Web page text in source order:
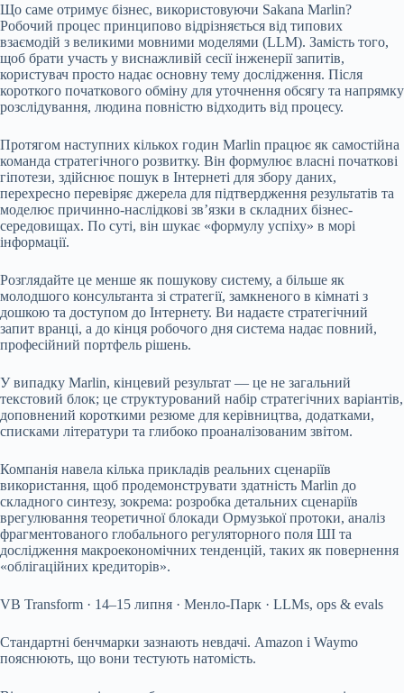
Що саме отримує бізнес, використовуючи Sakana Marlin?
Робочий процес принципово відрізняється від типових
взаємодій з великими мовними моделями (LLM). Замість того,
щоб брати участь у виснажливій сесії інженерії запитів,
користувач просто надає основну тему дослідження. Після
короткого початкового обміну для уточнення обсягу та напрямку
розслідування, людина повністю відходить від процесу.
Протягом наступних кількох годин Marlin працює як самостійна
команда стратегічного розвитку. Він формулює власні початкові
гіпотези, здійснює пошук в Інтернеті для збору даних,
перехресно перевіряє джерела для підтвердження результатів та
моделює причинно-наслідкові зв’язки в складних бізнес-
середовищах. По суті, він шукає «формулу успіху» в морі
інформації.
Розглядайте це менше як пошукову систему, а більше як
молодшого консультанта зі стратегії, замкненого в кімнаті з
дошкою та доступом до Інтернету. Ви надаєте стратегічний
запит вранці, а до кінця робочого дня система надає повний,
професійний портфель рішень.
У випадку Marlin, кінцевий результат — це не загальний
текстовий блок; це структурований набір стратегічних варіантів,
доповнений короткими резюме для керівництва, додатками,
списками літератури та глибоко проаналізованим звітом.
Компанія навела кілька прикладів реальних сценаріїв
використання, щоб продемонструвати здатність Marlin до
складного синтезу, зокрема: розробка детальних сценаріїв
врегулювання теоретичної блокади Ормузької протоки, аналіз
фрагментованого глобального регуляторного поля ШІ та
дослідження макроекономічних тенденцій, таких як повернення
«облігаційних кредиторів».
VB Transform · 14–15 липня · Менло-Парк · LLMs, ops & evals
Стандартні бенчмарки зазнають невдачі. Amazon і Waymo
пояснюють, що вони тестують натомість.